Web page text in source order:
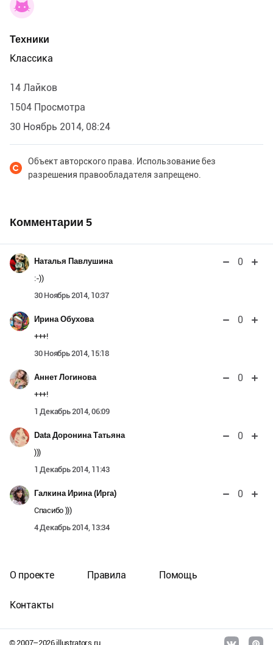
Техники
Классика
14 Лайков
1504 Просмотра
30 Ноябрь 2014, 08:24
Объект авторского права. Использование без
разрешения правообладателя запрещено.
Комментарии 5
Наталья Павлушина 0
:-))
30 Ноябрь 2014, 10:37
Ирина Обухова 0
+++!
30 Ноябрь 2014, 15:18
Аннет Логинова 0
+++!
1 Декабрь 2014, 06:09
Data Доронина Татьяна 0
)))
1 Декабрь 2014, 11:43
Галкина Ирина (Ирга) 0
Спасибо )))
4 Декабрь 2014, 13:34
© 2007–2026illustrators.ru
О проекте Правила Помощь
Контакты